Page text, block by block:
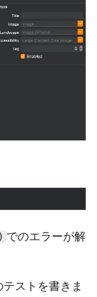
でのエラーが解
テストを書きま